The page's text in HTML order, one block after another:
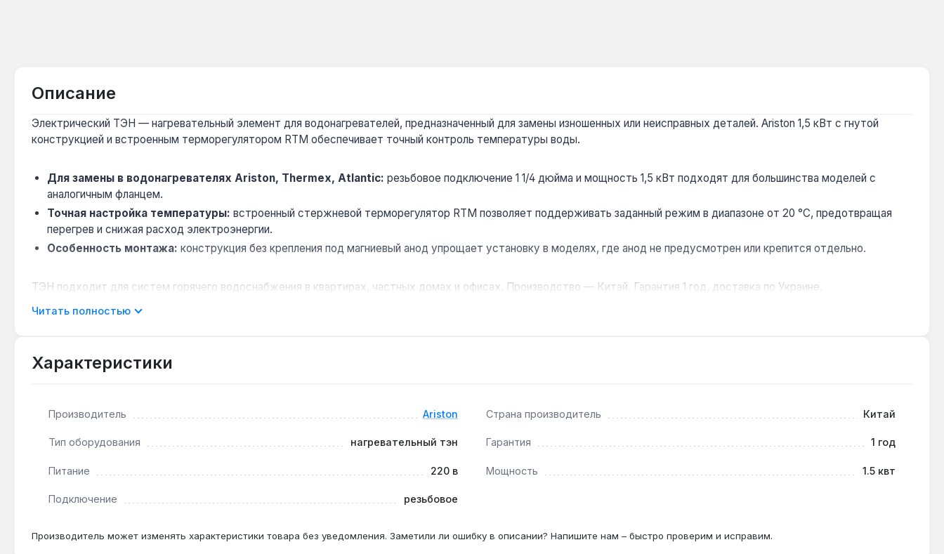
Описание
Электрический ТЭН — нагревательный элемент для водонагревателей, предназначенный для замены изношенных или неисправных деталей. Ariston 1,5 кВт с гнутой
конструкцией и встроенным терморегулятором RTM обеспечивает точный контроль температуры воды.
Для замены в водонагревателях Ariston, Thermex, Atlantic: резьбовое подключение 1 1/4 дюйма и мощность 1,5 кВт подходят для большинства моделей с
аналогичным фланцем.
Точная настройка температуры: встроенный стержневой терморегулятор RTM позволяет поддерживать заданный режим в диапазоне от 20 °C, предотвращая
перегрев и снижая расход электроэнергии.
Особенность монтажа: конструкция без крепления под магниевый анод упрощает установку в моделях, где анод не предусмотрен или крепится отдельно.
ТЭН подходит для систем горячего водоснабжения в квартирах, частных домах и офисах. Производство — Китай. Гарантия 1 год, доставка по Украине.
Терморегулятор RTM рассчитан на весь срок службы ТЭНа при напряжении 220 В и отсутствии скачков сети — замена требуется только при выходе из строя.
Читать полностью
Характеристики
Производитель Ariston Страна производитель Китай
Тип оборудования нагревательный тэн Гарантия 1 год
Питание 220 в Мощность 1.5 квт
Подключение резьбовое
Производитель может изменять характеристики товара без уведомления. Заметили ли ошибку в описании? Напишите нам – быстро проверим и исправим.